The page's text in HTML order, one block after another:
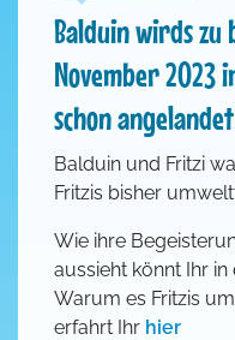
Balduin wirds
November 2023
schon
Balduin und Fritzi
Fritzis bisher
Wie ihre
aussieht könnt Ihr
Warum es Fritzis
erfahrt Ihr hier